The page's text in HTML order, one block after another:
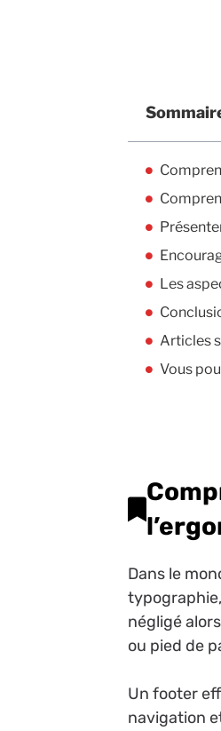
Les
Articles
Vous
Dans le
négligé
ou pied de
Un footer
navigation